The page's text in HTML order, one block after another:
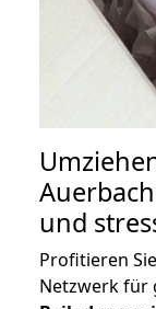
und
Profitieren
Netzwerk für